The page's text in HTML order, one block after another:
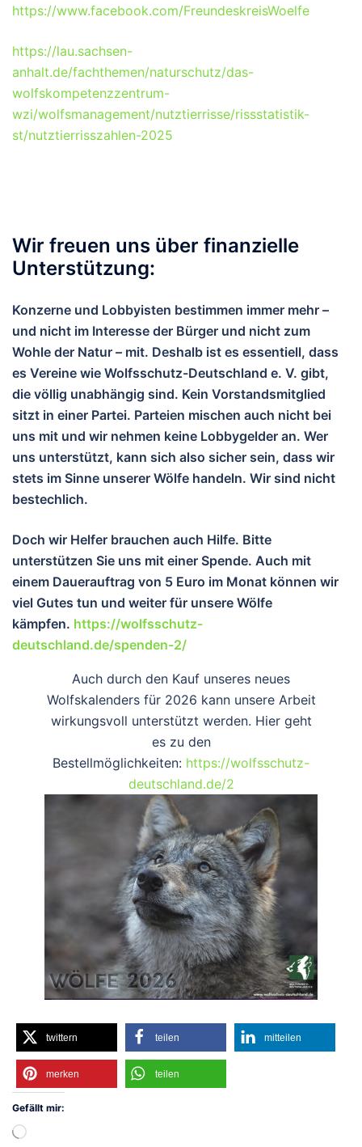
https://www.facebook.com/FreundeskreisWoelfe
https://lau.sachsen-
anhalt.de/fachthemen/naturschutz/das-
wolfskompetenzzentrum-
wzi/wolfsmanagement/nutztierrisse/rissstatistik-
st/nutztierrisszahlen-2025
Wir freuen uns über finanzielle
Unterstützung:
Konzerne und Lobbyisten bestimmen immer mehr –
und nicht im Interesse der Bürger und nicht zum
Wohle der Natur – mit. Deshalb ist es essentiell, dass
es Vereine wie Wolfsschutz-Deutschland e. V. gibt,
die völlig unabhängig sind. Kein Vorstandsmitglied
sitzt in einer Partei. Parteien mischen auch nicht bei
uns mit und wir nehmen keine Lobbygelder an. Wer
uns unterstützt, kann sich also sicher sein, dass wir
stets im Sinne unserer Wölfe handeln. Wir sind nicht
bestechlich.
Doch wir Helfer brauchen auch Hilfe. Bitte
unterstützen Sie uns mit einer Spende. Auch mit
einem Dauerauftrag von 5 Euro im Monat können wir
viel Gutes tun und weiter für unsere Wölfe
kämpfen. https://wolfsschutz-
deutschland.de/spenden-2/
Auch durch den Kauf unseres neues
Wolfskalenders für 2026 kann unsere Arbeit
wirkungsvoll unterstützt werden. Hier geht
es zu den
Bestellmöglichkeiten: https://wolfsschutz-
deutschland.de/2
twittern teilen mitteilen
merken teilen
Gefällt mir:
Wird